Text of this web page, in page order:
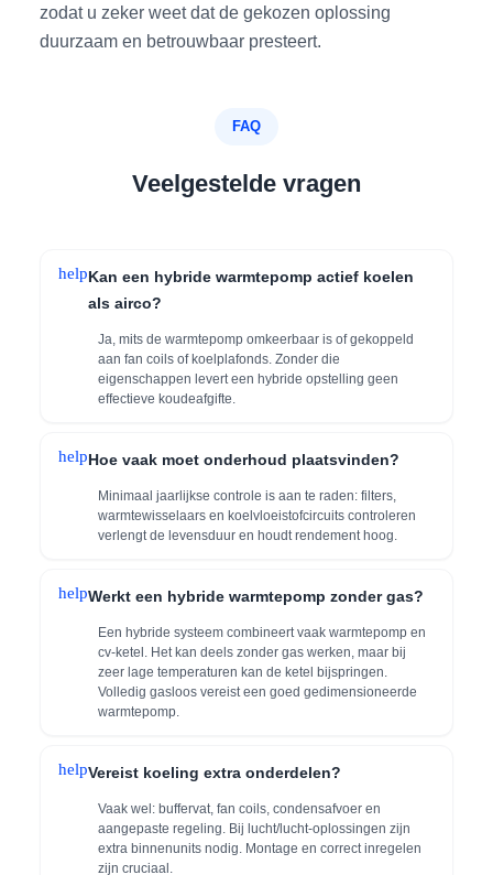
zodat u zeker weet dat de gekozen oplossing
duurzaam en betrouwbaar presteert.
FAQ
Veelgestelde vragen
helpKan een hybride warmtepomp actief koelen
als airco?
Ja, mits de warmtepomp omkeerbaar is of gekoppeld
aan fan coils of koelplafonds. Zonder die
eigenschappen levert een hybride opstelling geen
effectieve koudeafgifte.
helpHoe vaak moet onderhoud plaatsvinden?
Minimaal jaarlijkse controle is aan te raden: filters,
warmtewisselaars en koelvloeistofcircuits controleren
verlengt de levensduur en houdt rendement hoog.
helpWerkt een hybride warmtepomp zonder gas?
Een hybride systeem combineert vaak warmtepomp en
cv-ketel. Het kan deels zonder gas werken, maar bij
zeer lage temperaturen kan de ketel bijspringen.
Volledig gasloos vereist een goed gedimensioneerde
warmtepomp.
helpVereist koeling extra onderdelen?
Vaak wel: buffervat, fan coils, condensafvoer en
aangepaste regeling. Bij lucht/lucht-oplossingen zijn
extra binnenunits nodig. Montage en correct inregelen
zijn cruciaal.